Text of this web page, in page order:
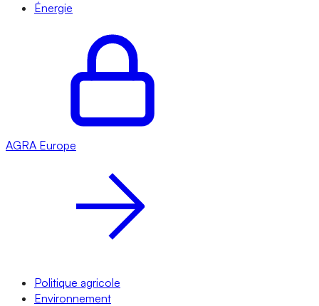
Énergie
AGRA Europe
Politique agricole
Environnement